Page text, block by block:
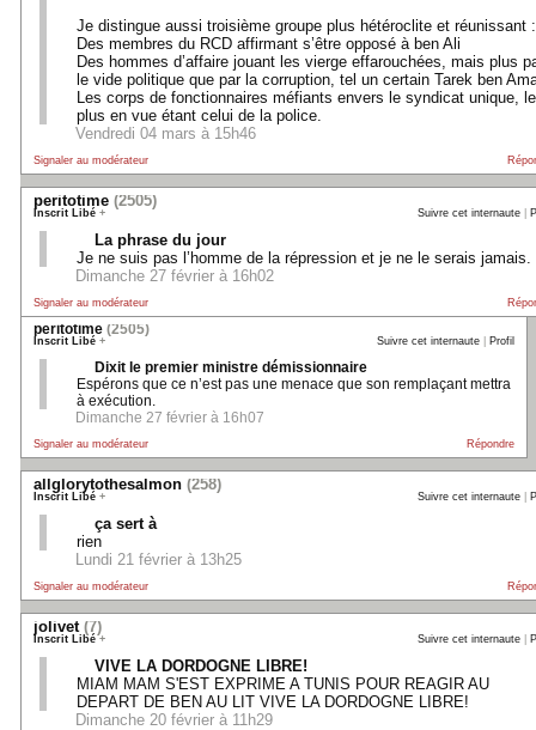
Je distingue aussi troisième groupe plus hétéroclite et réunissant :
Des membres du RCD affirmant s’être opposé à ben Ali
Des hommes d’affaire jouant les vierge effarouchées, mais plus
le vide politique que par la corruption, tel un certain Tarek ben
Les corps de fonctionnaires méfiants envers le syndicat unique, le
plus en vue étant celui de la police.
Vendredi 04 mars à 15h46
Signaler au modérateur
peritotime (2505)
Inscrit Libé + Suivre cet internaute
La phrase du jour
Je ne suis pas l’homme de la répression et je ne le serais jamais.
Dimanche 27 février à 16h02
Signaler au modérateur
peritotime (2505)
Inscrit Libé + Suivre cet internaute Profil
Dixit le premier ministre démissionnaire
Espérons que ce n’est pas une menace que son remplaçant mettra
à exécution.
Dimanche 27 février à 16h07
Signaler au modérateur Répondre
allglorytothesalmon (258)
Inscrit Libé + Suivre cet internaute
ça sert à
rien
Lundi 21 février à 13h25
Signaler au modérateur
jolivet(7)
Inscrit Libé+ Suivre cet internaute
VIVE LA DORDOGNE LIBRE!
MIAM MAM S'EST EXPRIME A TUNIS POUR REAGIR AU
DEPART DE BEN AU LIT VIVE LA DORDOGNE LIBRE!
Dimanche 20 février à 11h29